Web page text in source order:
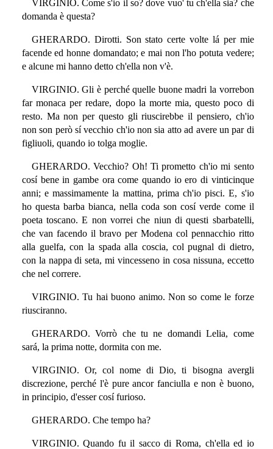
VIRGINIO. Come s'io il so? dove vuo' tu ch'ella sia? che
domanda è questa?
GHERARDO. Dirotti. Son stato certe volte lá per mie
facende ed honne domandato; e mai non l'ho potuta vedere;
e alcune mi hanno detto ch'ella non v'è.
VIRGINIO. Gli è perché quelle buone madri la vorrebon
far monaca per redare, dopo la morte mia, questo poco di
resto. Ma non per questo gli riuscirebbe il pensiero, ch'io
non son però sí vecchio ch'io non sia atto ad avere un par di
figliuoli, quando io tolga moglie.
GHERARDO. Vecchio? Oh! Ti prometto ch'io mi sento
cosí bene in gambe ora come quando io ero di vinticinque
anni; e massimamente la mattina, prima ch'io pisci. E, s'io
ho questa barba bianca, nella coda son cosí verde come il
poeta toscano. E non vorrei che niun di questi sbarbatelli,
che van facendo il bravo per Modena col pennacchio ritto
alla guelfa, con la spada alla coscia, col pugnal di dietro,
con la nappa di seta, mi vincesseno in cosa nissuna, eccetto
che nel correre.
VIRGINIO. Tu hai buono animo. Non so come le forze
riusciranno.
GHERARDO. Vorrò che tu ne domandi Lelia, come
sará, la prima notte, dormita con me.
VIRGINIO. Or, col nome di Dio, ti bisogna avergli
discrezione, perché l'è pure ancor fanciulla e non è buono,
in principio, d'esser cosí furioso.
GHERARDO. Che tempo ha?
VIRGINIO. Quando fu il sacco di Roma, ch'ella ed io